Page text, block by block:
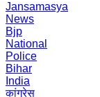
Jansamasya
News
Bjp
National
Police
Bihar
India
कांग्रेस